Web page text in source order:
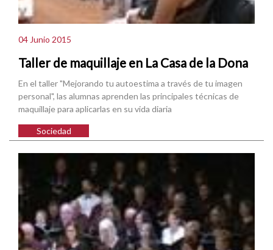
04 Junio 2015
Taller de maquillaje en La Casa de la Dona
En el taller "Mejorando tu autoestima a través de tu imagen
personal", las alumnas aprenden las principales técnicas de
maquillaje para aplicarlas en su vida diaria
Sociedad